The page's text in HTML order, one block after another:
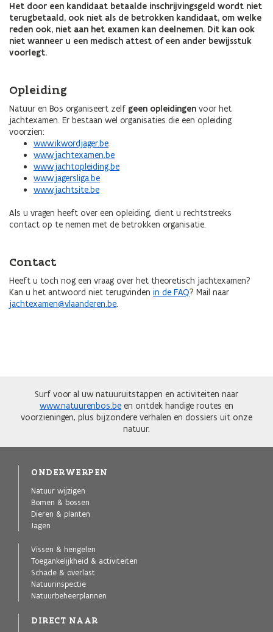
Het door een kandidaat betaalde inschrijvingsgeld wordt niet
terugbetaald, ook niet als de betrokken kandidaat, om welke
reden ook, niet aan het examen kan deelnemen. Dit kan ook
niet wanneer u een medisch attest of een ander bewijsstuk
voorlegt.
Opleiding
Natuur en Bos organiseert zelf geen opleidingen voor het
jachtexamen. Er bestaan wel organisaties die een opleiding
voorzien:
www.ikwordjager.be
www.jachtexamen.be
www.jachtopleiding.be
www.jagersliga.be
www.jachtsite.be
Als u vragen heeft over een opleiding, dient u rechtstreeks
contact op te nemen met de betrokken organisatie.
Contact
Heeft u toch nog een vraag over het theoretisch jachtexamen?
Kan u het antwoord niet terugvinden in de FAQ? Mail naar
jachtexamen@vlaanderen.be.
Surf voor al uw natuuruitstappen en activiteiten naar
www.natuurenbos.be en ontdek handige routes en
voorzieningen, plus bijzondere verhalen en dossiers uit onze
natuur.
ONDERWERPEN
Natuur wijzigen
Bomen & bossen
Dieren & planten
Jagen
Vissen & hengelen
Toegankelijkheid & activiteiten
Schade & overlast
Natuurinspectie
Natuurbeheerplannen
DIRECT NAAR